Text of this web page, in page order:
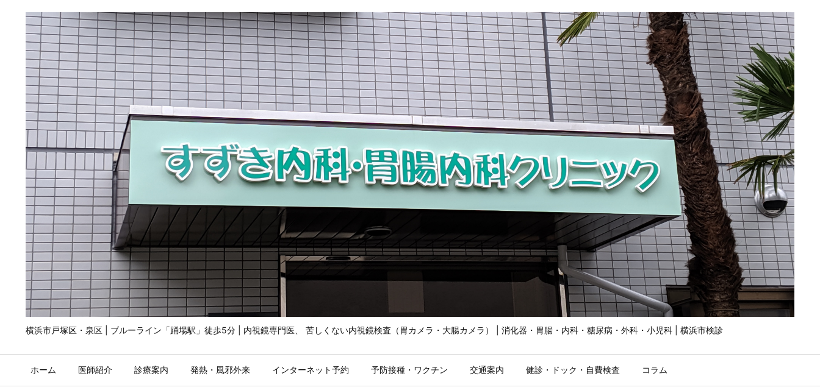
横浜市戸塚区・泉区 | ブルーライン「踊場駅」徒歩5分 | 内視鏡専門医、 苦しくない内視鏡検査（胃カメラ・大腸カメラ） | 消化器・胃腸・内科・糖尿病・外科・小児科 | 横浜市検診
ホーム 医師紹介 診療案内 発熱・風邪外来 インターネット予約 予防接種・ワクチン 交通案内 健診・ドック・自費検査 コラム